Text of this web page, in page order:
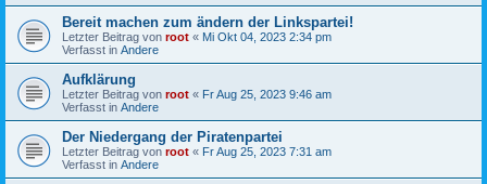
Bereit machen zum ändern der Linkspartei!
Letzter Beitrag von root « Mi Okt 04, 2023 2:34 pm
Verfasst in Andere
Aufklärung
Letzter Beitrag von root « Fr Aug 25, 2023 9:46 am
Verfasst in Andere
Der Niedergang der Piratenpartei
Letzter Beitrag von root « Fr Aug 25, 2023 7:31 am
Verfasst in Andere